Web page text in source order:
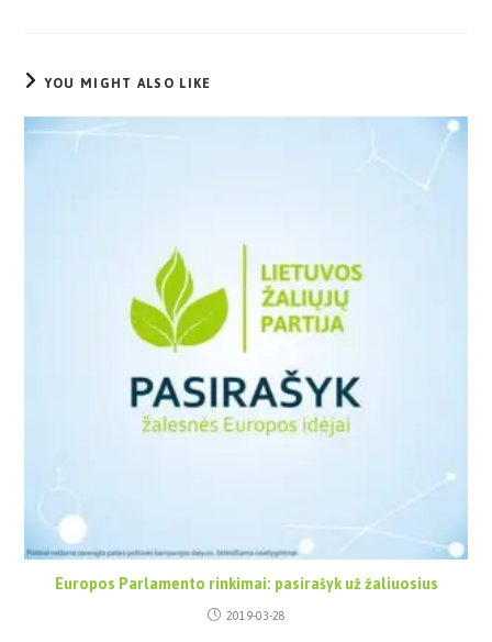
YOU MIGHT ALSO LIKE
Europos Parlamento rinkimai: pasirašyk už žaliuosius
2019-03-28